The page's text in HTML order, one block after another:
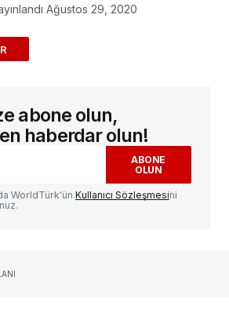
Ağustos 29, 2020
yayınlanmayacak.
abone olun,
haberdar olun!
ABONE
OLUN
WorldTürk'ün Kullanıcı Sözleşmesini